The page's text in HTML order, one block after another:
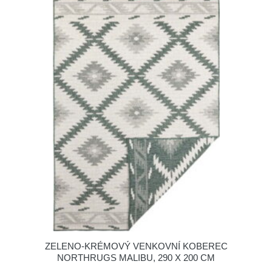
ZELENO-KRÉMOVÝ VENKOVNÍ KOBEREC
NORTHRUGS MALIBU, 290 X 200 CM